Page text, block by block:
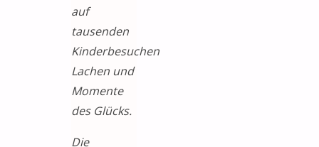
auf
tausenden
Kinderbesuchen
Lachen und
Momente
des Glücks.
Die